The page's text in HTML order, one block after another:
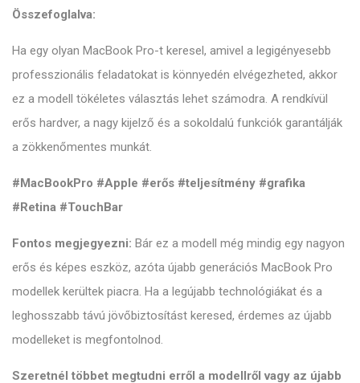
Összefoglalva:
Ha egy olyan MacBook Pro-t keresel, amivel a legigényesebb
professzionális feladatokat is könnyedén elvégezheted, akkor
ez a modell tökéletes választás lehet számodra. A rendkívül
erős hardver, a nagy kijelző és a sokoldalú funkciók garantálják
a zökkenőmentes munkát.
#MacBookPro #Apple #erős #teljesítmény #grafika
#Retina #TouchBar
Fontos megjegyezni: Bár ez a modell még mindig egy nagyon
erős és képes eszköz, azóta újabb generációs MacBook Pro
modellek kerültek piacra. Ha a legújabb technológiákat és a
leghosszabb távú jövőbiztosítást keresed, érdemes az újabb
modelleket is megfontolnod.
Szeretnél többet megtudni erről a modellről vagy az újabb